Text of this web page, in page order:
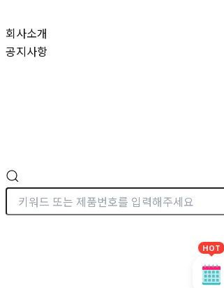
텐
츠
회사소개
공지사항
HOT